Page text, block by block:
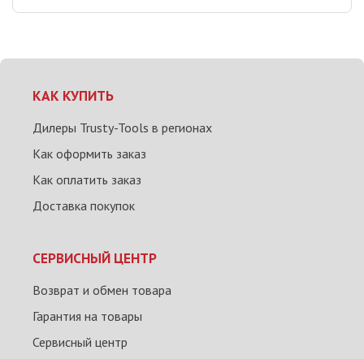
КАК КУПИТЬ
Дилеры Trusty-Tools в регионах
Как оформить заказ
Как оплатить заказ
Доставка покупок
СЕРВИСНЫЙ ЦЕНТР
Возврат и обмен товара
Гарантия на товары
Сервисный центр